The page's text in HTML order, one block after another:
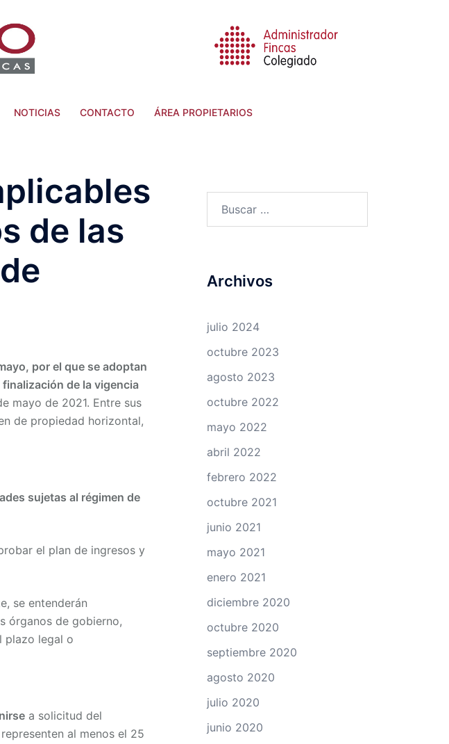
NOTICIAS CONTACTO ÁREA PROPIETARIOS
de las
por el que se adoptan
de la vigencia
mayo de 2021. Entre sus
de propiedad horizontal,
sujetas al régimen de
el plan de ingresos y
se entenderán
órganos de gobierno,
plazo legal o
a solicitud del
al menos el 25
Archivos
julio 2024
octubre 2023
agosto 2023
octubre 2022
mayo 2022
abril 2022
febrero 2022
octubre 2021
junio 2021
mayo 2021
enero 2021
diciembre 2020
octubre 2020
septiembre 2020
agosto 2020
julio 2020
junio 2020